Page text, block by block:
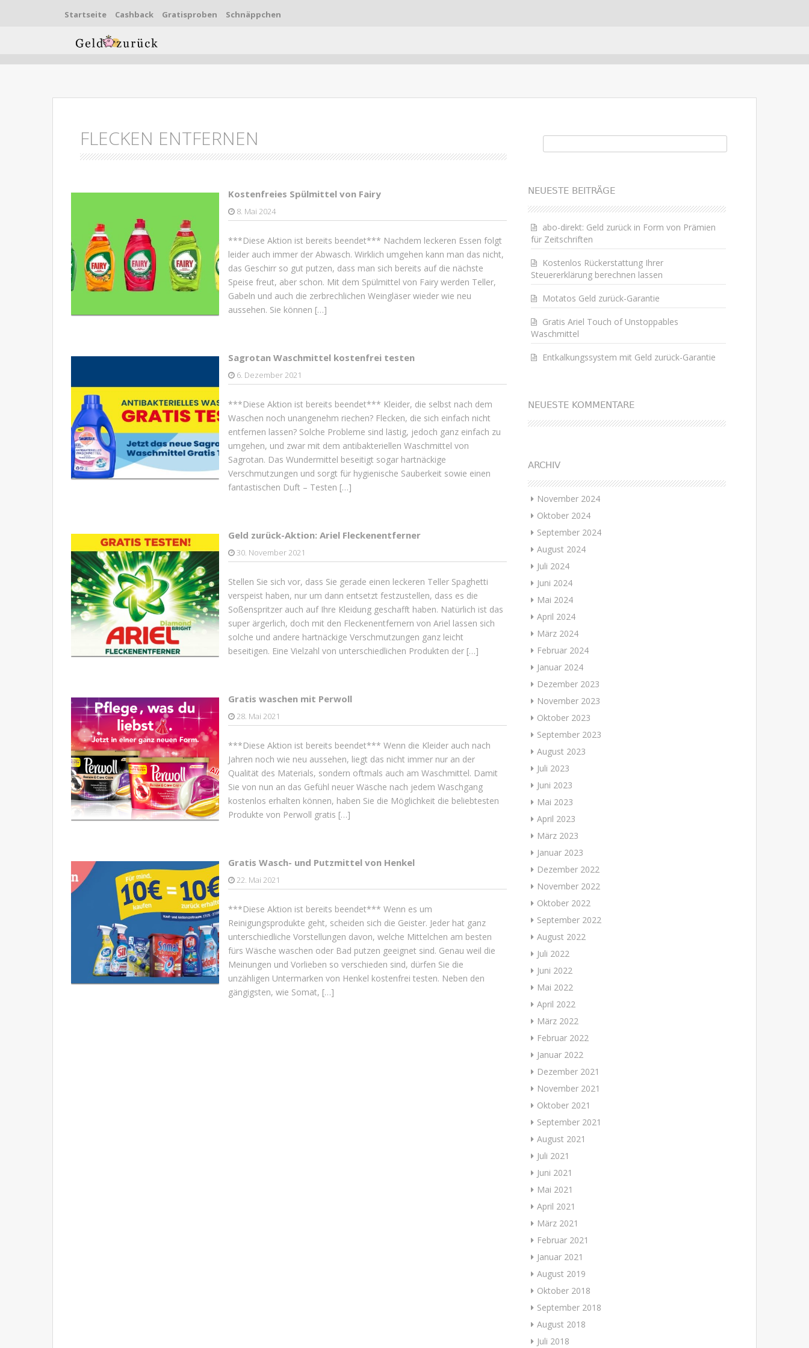
Startseite Cashback Gratisproben Schnäppchen
FLECKEN ENTFERNEN
Kostenfreies Spülmittel von Fairy
8. Mai 2024
***Diese Aktion ist bereits beendet*** Nachdem leckeren Essen folgt
leider auch immer der Abwasch. Wirklich umgehen kann man das nicht,
das Geschirr so gut putzen, dass man sich bereits auf die nächste
Speise freut, aber schon. Mit dem Spülmittel von Fairy werden Teller,
Gabeln und auch die zerbrechlichen Weingläser wieder wie neu
aussehen. Sie können […]
Sagrotan Waschmittel kostenfrei testen
6. Dezember 2021
***Diese Aktion ist bereits beendet*** Kleider, die selbst nach dem
Waschen noch unangenehm riechen? Flecken, die sich einfach nicht
entfernen lassen? Solche Probleme sind lästig, jedoch ganz einfach zu
umgehen, und zwar mit dem antibakteriellen Waschmittel von
Sagrotan. Das Wundermittel beseitigt sogar hartnäckige
Verschmutzungen und sorgt für hygienische Sauberkeit sowie einen
fantastischen Duft – Testen […]
Geld zurück-Aktion: Ariel Fleckenentferner
30. November 2021
Stellen Sie sich vor, dass Sie gerade einen leckeren Teller Spaghetti
verspeist haben, nur um dann entsetzt festzustellen, dass es die
Soßenspritzer auch auf Ihre Kleidung geschafft haben. Natürlich ist das
super ärgerlich, doch mit den Fleckenentfernern von Ariel lassen sich
solche und andere hartnäckige Verschmutzungen ganz leicht
beseitigen. Eine Vielzahl von unterschiedlichen Produkten der […]
Gratis waschen mit Perwoll
28. Mai 2021
***Diese Aktion ist bereits beendet*** Wenn die Kleider auch nach
Jahren noch wie neu aussehen, liegt das nicht immer nur an der
Qualität des Materials, sondern oftmals auch am Waschmittel. Damit
Sie von nun an das Gefühl neuer Wäsche nach jedem Waschgang
kostenlos erhalten können, haben Sie die Möglichkeit die beliebtesten
Produkte von Perwoll gratis […]
Gratis Wasch- und Putzmittel von Henkel
22. Mai 2021
***Diese Aktion ist bereits beendet*** Wenn es um
Reinigungsprodukte geht, scheiden sich die Geister. Jeder hat ganz
unterschiedliche Vorstellungen davon, welche Mittelchen am besten
fürs Wäsche waschen oder Bad putzen geeignet sind. Genau weil die
Meinungen und Vorlieben so verschieden sind, dürfen Sie die
unzähligen Untermarken von Henkel kostenfrei testen. Neben den
gängigsten, wie Somat, […]
NEUESTE BEITRÄGE
abo-direkt: Geld zurück in Form von Prämien
für Zeitschriften
Kostenlos Rückerstattung Ihrer
Steuererklärung berechnen lassen
Motatos Geld zurück-Garantie
Gratis Ariel Touch of Unstoppables
Waschmittel
Entkalkungssystem mit Geld zurück-Garantie
NEUESTE KOMMENTARE
ARCHIV
November 2024
Oktober 2024
September 2024
August 2024
Juli 2024
Juni 2024
Mai 2024
April 2024
März 2024
Februar 2024
Januar 2024
Dezember 2023
November 2023
Oktober 2023
September 2023
August 2023
Juli 2023
Juni 2023
Mai 2023
April 2023
März 2023
Januar 2023
Dezember 2022
November 2022
Oktober 2022
September 2022
August 2022
Juli 2022
Juni 2022
Mai 2022
April 2022
März 2022
Februar 2022
Januar 2022
Dezember 2021
November 2021
Oktober 2021
September 2021
August 2021
Juli 2021
Juni 2021
Mai 2021
April 2021
März 2021
Februar 2021
Januar 2021
August 2019
Oktober 2018
September 2018
August 2018
Juli 2018